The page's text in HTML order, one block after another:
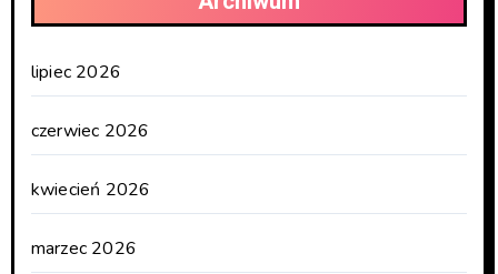
lipiec 2026
czerwiec 2026
kwiecień 2026
marzec 2026